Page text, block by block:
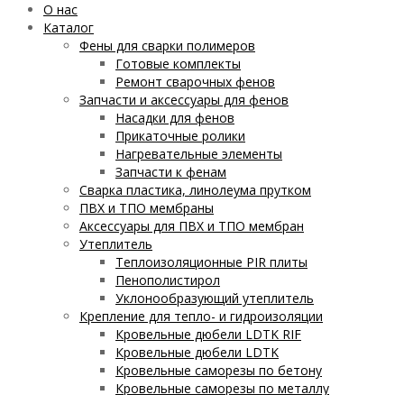
О нас
Каталог
Фены для сварки полимеров
Готовые комплекты
Ремонт сварочных фенов
Запчасти и аксессуары для фенов
Насадки для фенов
Прикаточные ролики
Нагревательные элементы
Запчасти к фенам
Сварка пластика, линолеума прутком
ПВХ и ТПО мембраны
Аксессуары для ПВХ и ТПО мембран
Утеплитель
Теплоизоляционные PIR плиты
Пенополистирол
Уклонообразующий утеплитель
Крепление для тепло- и гидроизоляции
Кровельные дюбели LDTK RIF
Кровельные дюбели LDTK
Кровельные саморезы по бетону
Кровельные саморезы по металлу